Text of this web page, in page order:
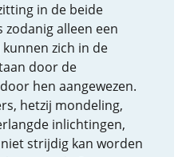
in de beide
zodanig alleen een
zich in de
door de
hen aangewezen.
hetzij mondeling,
inlichtingen,
strijdig kan worden